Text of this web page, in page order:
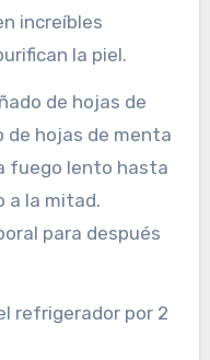
increíbles
la piel.
de hojas de
de hojas de menta
fuego lento hasta
a la mitad.
para después
refrigerador por 2